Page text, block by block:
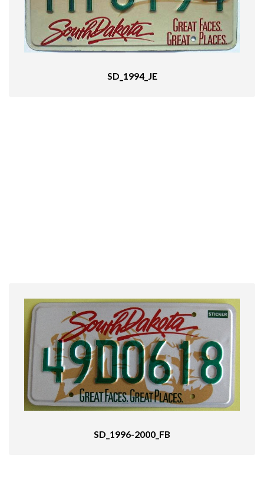
SD_1994_JE
SD_1996-2000_FB